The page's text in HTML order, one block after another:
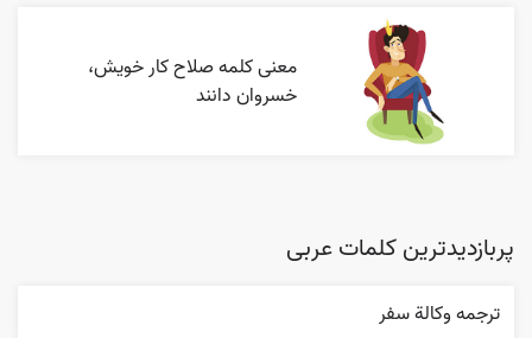
معنی کلمه صلاح کار خویش،
خسروان دانند
پربازدیدترین کلمات عربی
ترجمه وکالة سفر